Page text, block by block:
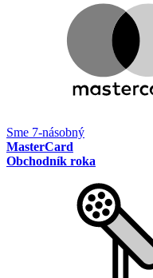
Sme 7-násobný
MasterCard
Obchodník roka